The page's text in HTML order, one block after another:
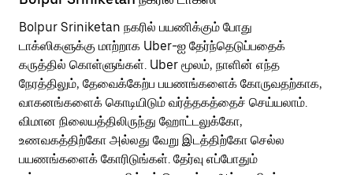
Bolpur Sriniketan நகரில் பயணிக்கும் போது
டாக்ஸிகளுக்கு மாற்றாக Uber-ஐ தேர்ந்தெடுப்பதைக்
கருத்தில் கொள்ளுங்கள். Uber மூலம், நாளின் எந்த
நேரத்திலும், தேவைக்கேற்ப பயணங்களைக் கோருவதற்காக,
வாகனங்களைக் கொடியிடும் வர்த்தகத்தைச் செய்யலாம்.
விமான நிலையத்திலிருந்து ஹோட்டலுக்கோ,
உணவகத்திற்கோ அல்லது வேறு இடத்திற்கோ செல்ல
பயணங்களைக் கோரிடுங்கள். தேர்வு எப்போதும்